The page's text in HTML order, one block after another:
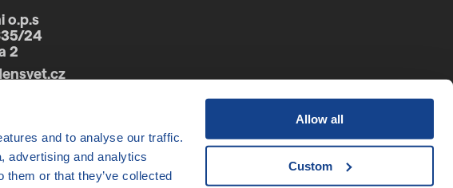
and to analyse our traffic.
advertising and analytics
them or that they’ve collected
Allow all
Custom
o.p.s
24
2